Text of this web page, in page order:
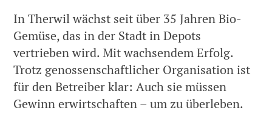
In Therwil wächst seit über 35 Jahren Bio-
Gemüse, das in der Stadt in Depots
vertrieben wird. Mit wachsendem Erfolg.
Trotz genossenschaftlicher Organisation ist
für den Betreiber klar: Auch sie müssen
Gewinn erwirtschaften – um zu überleben.